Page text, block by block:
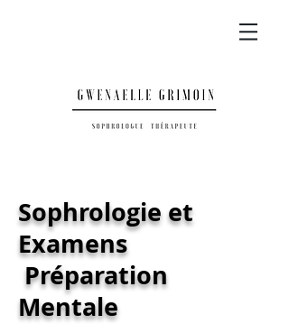
Sophrologie et
Examens
Préparation
Mentale